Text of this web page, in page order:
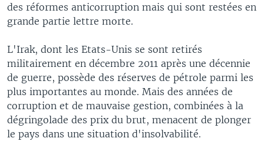
des réformes anticorruption mais qui sont restées en
grande partie lettre morte.
L'Irak, dont les Etats-Unis se sont retirés
militairement en décembre 2011 après une décennie
de guerre, possède des réserves de pétrole parmi les
plus importantes au monde. Mais des années de
corruption et de mauvaise gestion, combinées à la
dégringolade des prix du brut, menacent de plonger
le pays dans une situation d'insolvabilité.